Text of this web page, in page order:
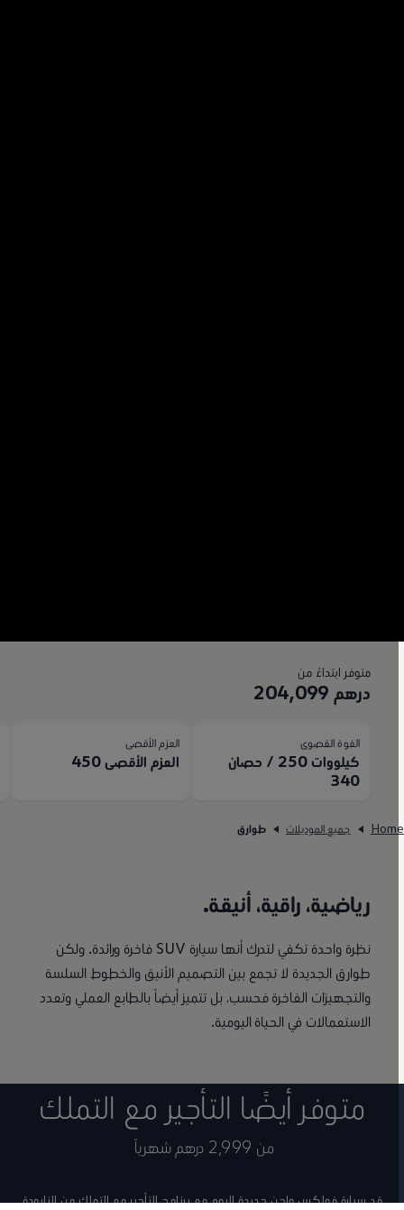
متوفر ابتداءً من
درهم 204,099
القوة القصوى
كيلووات 250 / حصان
340
العزم الأقصى
العزم الأقصى 450
جميع الموديلات طوارق
رياضية، راقية، أنيقة.
نظرة واحدة تكفي لتدرك أنها سيارة SUV فاخرة ورائدة. ولكن
طوارق الجديدة لا تجمع بين التصميم الأنيق والخطوط السلسة
والتجهيزات الفاخرة فحسب، بل تتميز أيضاً بالطابع العملي وتعدد
الاستعمالات في الحياة اليومية.
متوفر أيضًا التأجير مع التملك
من 2,999 درهم شهرياً
قد سيارة فولكس واجن جديدة اليوم مع برنامج التأجير مع التملك من النابودة